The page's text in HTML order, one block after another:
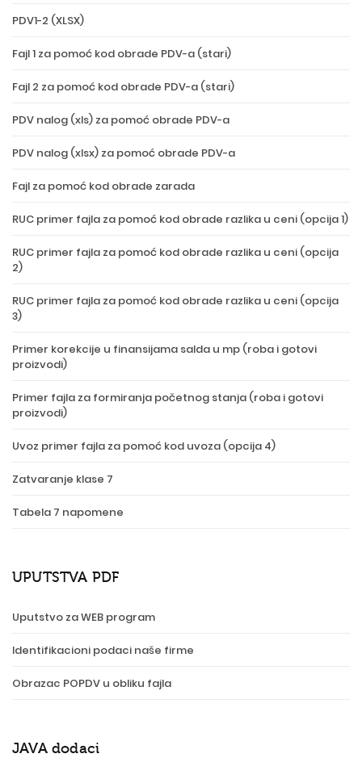
PDV1-2 (XLSX)
Fajl 1 za pomoć kod obrade PDV-a (stari)
Fajl 2 za pomoć kod obrade PDV-a (stari)
PDV nalog (xls) za pomoć obrade PDV-a
PDV nalog (xlsx) za pomoć obrade PDV-a
Fajl za pomoć kod obrade zarada
RUC primer fajla za pomoć kod obrade razlika u ceni (opcija 1)
RUC primer fajla za pomoć kod obrade razlika u ceni (opcija
2)
RUC primer fajla za pomoć kod obrade razlika u ceni (opcija
3)
Primer korekcije u finansijama salda u mp (roba i gotovi
proizvodi)
Primer fajla za formiranja početnog stanja (roba i gotovi
proizvodi)
Uvoz primer fajla za pomoć kod uvoza (opcija 4)
Zatvaranje klase 7
Tabela 7 napomene
UPUTSTVA PDF
Uputstvo za WEB program
Identifikacioni podaci naše firme
Obrazac POPDV u obliku fajla
JAVA dodaci